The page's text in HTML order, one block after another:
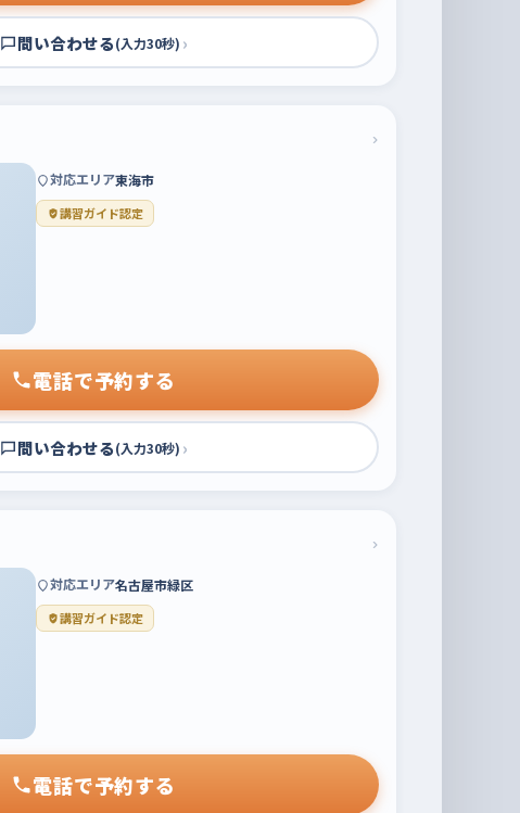
問い合わせる(入力30秒) ›
›
対応エリア東海市
講習ガイド認定
電話で予約する
問い合わせる(入力30秒) ›
›
対応エリア名古屋市緑区
講習ガイド認定
電話で予約する